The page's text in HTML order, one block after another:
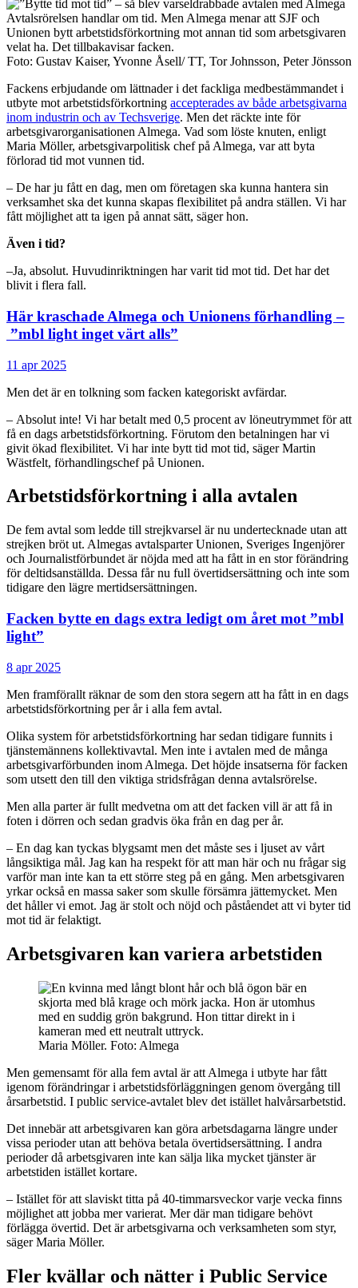
Avtalsrörelsen handlar om tid. Men Almega menar att SJF och
Unionen bytt arbetstidsförkortning mot annan tid som arbetsgivaren
velat ha. Det tillbakavisar facken.
Foto: Gustav Kaiser, Yvonne Åsell/ TT, Tor Johnsson, Peter Jönsson
Fackens erbjudande om lättnader i det fackliga medbestämmandet i
utbyte mot arbetstidsförkortning accepterades av både arbetsgivarna
inom industrin och av Techsverige. Men det räckte inte för
arbetsgivarorganisationen Almega. Vad som löste knuten, enligt
Maria Möller, arbetsgivarpolitisk chef på Almega, var att byta
förlorad tid mot vunnen tid.
– De har ju fått en dag, men om företagen ska kunna hantera sin
verksamhet ska det kunna skapas flexibilitet på andra ställen. Vi har
fått möjlighet att ta igen på annat sätt, säger hon.
Även i tid?
–Ja, absolut. Huvudinriktningen har varit tid mot tid. Det har det
blivit i flera fall.
Här kraschade Almega och Unionens förhandling –
”mbl light inget värt alls”
11 apr 2025
Men det är en tolkning som facken kategoriskt avfärdar.
– Absolut inte! Vi har betalt med 0,5 procent av löneutrymmet för att
få en dags arbetstidsförkortning. Förutom den betalningen har vi
givit ökad flexibilitet. Vi har inte bytt tid mot tid, säger Martin
Wästfelt, förhandlingschef på Unionen.
Arbetstidsförkortning i alla avtalen
De fem avtal som ledde till strejkvarsel är nu undertecknade utan att
strejken bröt ut. Almegas avtalsparter Unionen, Sveriges Ingenjörer
och Journalistförbundet är nöjda med att ha fått in en stor förändring
för deltidsanställda. Dessa får nu full övertidsersättning och inte som
tidigare den lägre mertidsersättningen.
Facken bytte en dags extra ledigt om året mot ”mbl
light”
8 apr 2025
Men framförallt räknar de som den stora segern att ha fått in en dags
arbetstidsförkortning per år i alla fem avtal.
Olika system för arbetstidsförkortning har sedan tidigare funnits i
tjänstemännens kollektivavtal. Men inte i avtalen med de många
arbetsgivarförbunden inom Almega. Det höjde insatserna för facken
som utsett den till den viktiga stridsfrågan denna avtalsrörelse.
Men alla parter är fullt medvetna om att det facken vill är att få in
foten i dörren och sedan gradvis öka från en dag per år.
– En dag kan tyckas blygsamt men det måste ses i ljuset av vårt
långsiktiga mål. Jag kan ha respekt för att man här och nu frågar sig
varför man inte kan ta ett större steg på en gång. Men arbetsgivaren
yrkar också en massa saker som skulle försämra jättemycket. Men
det håller vi emot. Jag är stolt och nöjd och påståendet att vi byter tid
mot tid är felaktigt.
Arbetsgivaren kan variera arbetstiden
Maria Möller. Foto: Almega
Men gemensamt för alla fem avtal är att Almega i utbyte har fått
igenom förändringar i arbetstidsförläggningen genom övergång till
årsarbetstid. I public service-avtalet blev det istället halvårsarbetstid.
Det innebär att arbetsgivaren kan göra arbetsdagarna längre under
vissa perioder utan att behöva betala övertidsersättning. I andra
perioder då arbetsgivaren inte kan sälja lika mycket tjänster är
arbetstiden istället kortare.
– Istället för att slaviskt titta på 40-timmarsveckor varje vecka finns
möjlighet att jobba mer varierat. Mer där man tidigare behövt
förlägga övertid. Det är arbetsgivarna och verksamheten som styr,
säger Maria Möller.
Fler kvällar och nätter i Public Service